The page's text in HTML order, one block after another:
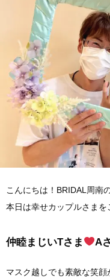
こんにちは！BRIDAL周南
本日は幸せカップルさまを
仲睦まじいTさま A
マスク越しでも素敵な笑